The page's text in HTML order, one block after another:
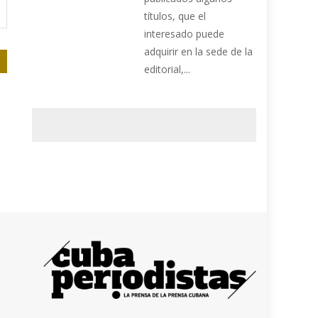
títulos, que el
interesado puede
adquirir en la sede de la
editorial,...